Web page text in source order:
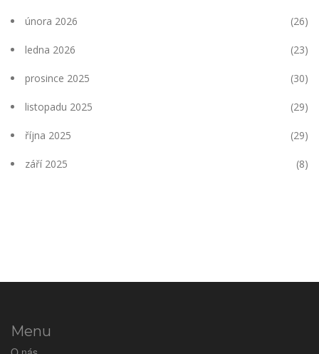
února 2026 (26)
ledna 2026 (23)
prosince 2025 (30)
listopadu 2025 (29)
října 2025 (29)
září 2025 (8)
Menu